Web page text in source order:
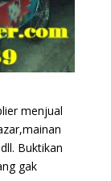
menjual
Buktikan
gak